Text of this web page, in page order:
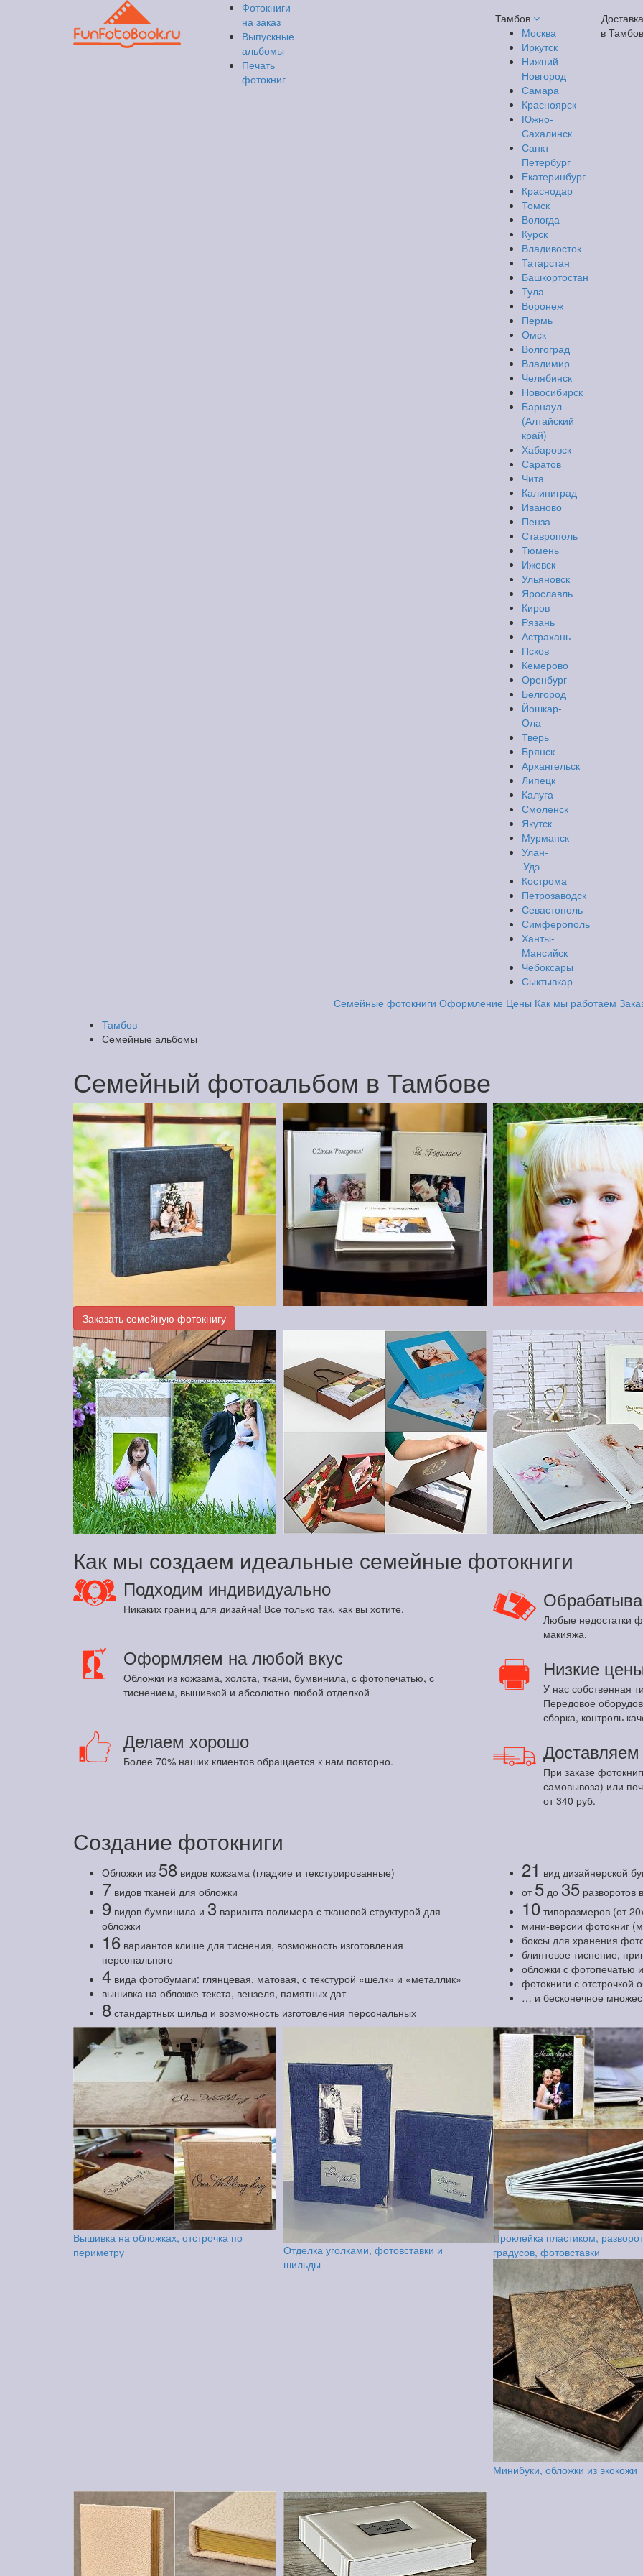
Фотокниги
на заказ
Выпускные
альбомы
Печать
фотокниг
Тамбов
Москва
Иркутск
Нижний
Новгород
Самара
Красноярск
Южно-
Сахалинск
Санкт-
Петербург
Екатеринбург
Краснодар
Томск
Вологда
Курск
Владивосток
Татарстан
Башкортостан
Тула
Воронеж
Пермь
Омск
Волгоград
Владимир
Челябинск
Новосибирск
Барнаул
(Алтайский
край)
Хабаровск
Саратов
Чита
Калиниград
Иваново
Пенза
Ставрополь
Тюмень
Ижевск
Ульяновск
Ярославль
Киров
Рязань
Астрахань
Псков
Кемерово
Оренбург
Белгород
Йошкар-
Ола
Тверь
Брянск
Архангельск
Липецк
Калуга
Смоленск
Якутск
Мурманск
Улан-
Удэ
Кострома
Петрозаводск
Севастополь
Симферополь
Ханты-
Мансийск
Чебоксары
Сыктывкар
Доставка
в Тамбов
Семейные фотокниги Оформление Цены Как мы работаем
Тамбов
Семейные альбомы
Семейный фотоальбом в Тамбове
Заказать семейную фотокнигу
Как мы создаем идеальные семейные фотокниги
Подходим индивидуально
Никаких границ для дизайна! Все только так, как вы хотите.
Любые недостатки
макияжа.
Оформляем на любой вкус
Обложки из кожзама, холста, ткани, бумвинила, с фотопечатью, с
тиснением, вышивкой и абсолютно любой отделкой
Низкие
У нас собственная
Передовое
сборка, контроль
Делаем хорошо
Более 70% наших клиентов обращается к нам повторно.
При заказе
самовывоза) или
от 340 руб.
Создание фотокниги
Обложки из 58 видов кожзама (гладкие и текстурированные)
7 видов тканей для обложки
9 видов бумвинила и 3 варианта полимера с тканевой структурой для
обложки
16 вариантов клише для тиснения, возможность изготовления
персонального
4 вида фотобумаги: глянцевая, матовая, с текстурой «шелк» и «металлик»
вышивка на обложке текста, вензеля, памятных дат
8 стандартных шильд и возможность изготовления персональных
21 вид дизайнерской
от 5 до 35 разворотов
10 типоразмеров (от
мини-версии фотокниг
боксы для хранения
блинтовое тиснение,
обложки с фотопечатью
фотокниги с отстрочкой
… и бесконечное
Вышивка на обложках, отстрочка по
периметру
Отделка уголками, фотовставки и
шильды
Проклейка пластиком,
градусов, фотовставки
Минибуки, обложки из экокожи